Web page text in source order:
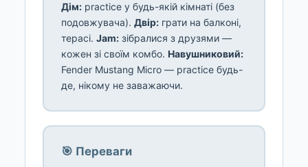
Дім: practice у будь-якій кімнаті (без
подовжувача). Двір: грати на балконі,
терасі. Jam: зібралися з друзями —
кожен зі своїм комбо. Навушниковий:
Fender Mustang Micro — practice будь-
де, нікому не заважаючи.
🎯 Переваги